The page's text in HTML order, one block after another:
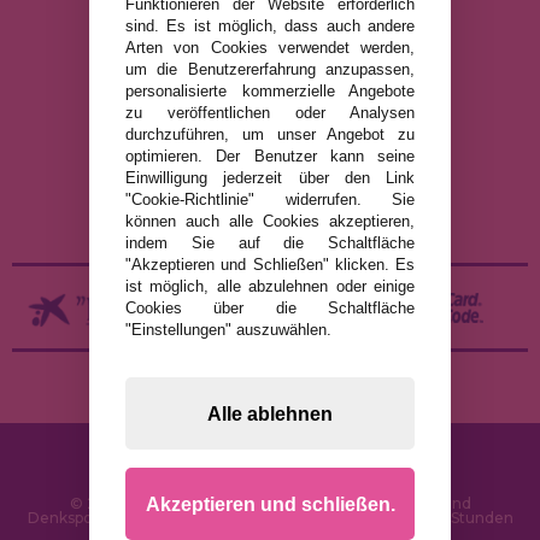
RECHTLICHE HINWEISE
DATENSCHUTZRICHTLINIE
COOKIE-RICHTLINIE
VERSAND UND RÜCKGABE
RÜCKGABE / WIDERRUF
© 2026 PuzzleLaden.de - Online-Shop für Puzzles und
Denksportaufgaben im Internet. Schnelle Lieferung in 24 Stunden
Funktionieren der Website erforderlich
sind. Es ist möglich, dass auch andere
Arten von Cookies verwendet werden,
um die Benutzererfahrung anzupassen,
personalisierte kommerzielle Angebote
zu veröffentlichen oder Analysen
durchzuführen, um unser Angebot zu
optimieren. Der Benutzer kann seine
Einwilligung jederzeit über den Link
"Cookie-Richtlinie" widerrufen. Sie
können auch alle Cookies akzeptieren,
indem Sie auf die Schaltfläche
"Akzeptieren und Schließen" klicken. Es
ist möglich, alle abzulehnen oder einige
Cookies über die Schaltfläche
"Einstellungen" auszuwählen.
Alle ablehnen
Akzeptieren und schließen.